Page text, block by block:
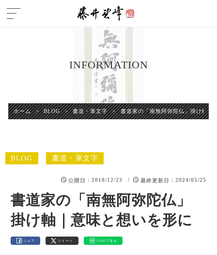
INFORMATION
ホーム > BLOG > 書道・筆文字 > 書道家の「南無阿弥陀仏」掛け軸｜
BLOG 書道・筆文字
公開日 ：2018/12/23 / 最終更新日 ：2024/05/25
書道家の「南無阿弥陀仏」
掛け軸｜意味と想いを形に
シェア ツイート LINEで送る